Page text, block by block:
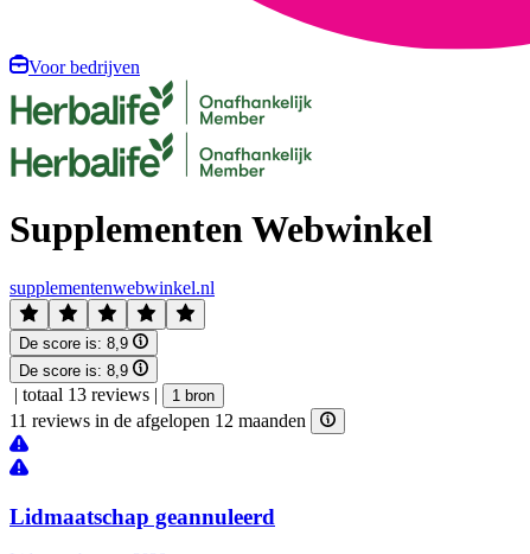
Voor bedrijven
Supplementen Webwinkel
supplementenwebwinkel.nl
De score is: 8,9
De score is: 8,9
| totaal 13 reviews | 1 bron
11 reviews in de afgelopen 12 maanden
Lidmaatschap geannuleerd